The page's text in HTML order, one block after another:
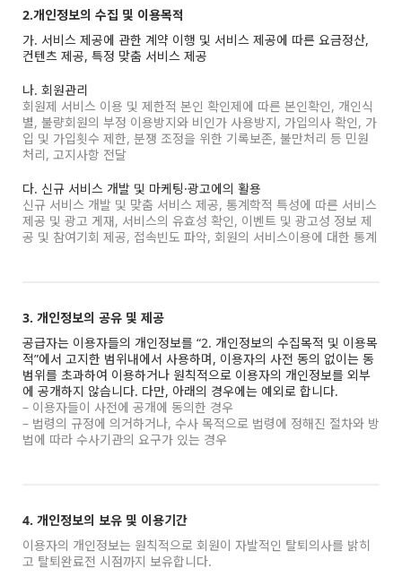
2.개인정보의 수집 및 이용목적
가. 서비스 제공에 관한 계약 이행 및 서비스 제공에 따른 요금정산,
컨텐츠 제공, 특정 맞춤 서비스 제공
나. 회원관리
회원제 서비스 이용 및 제한적 본인 확인제에 따른 본인확인, 개인식
별, 불량회원의 부정 이용방지와 비인가 사용방지, 가입의사 확인, 가
입 및 가입횟수 제한, 분쟁 조정을 위한 기록보존, 불만처리 등 민원
처리, 고지사항 전달
다. 신규 서비스 개발 및 마케팅·광고에의 활용
신규 서비스 개발 및 맞춤 서비스 제공, 통계학적 특성에 따른 서비스
제공 및 광고 게재, 서비스의 유효성 확인, 이벤트 및 광고성 정보 제
공 및 참여기회 제공, 접속빈도 파악, 회원의 서비스이용에 대한 통계
3. 개인정보의 공유 및 제공
공급자는 이용자들의 개인정보를 “2. 개인정보의 수집목적 및 이용목
적”에서 고지한 범위내에서 사용하며, 이용자의 사전 동의 없이는 동
범위를 초과하여 이용하거나 원칙적으로 이용자의 개인정보를 외부
에 공개하지 않습니다. 다만, 아래의 경우에는 예외로 합니다.
– 이용자들이 사전에 공개에 동의한 경우
– 법령의 규정에 의거하거나, 수사 목적으로 법령에 정해진 절차와 방
법에 따라 수사기관의 요구가 있는 경우
4. 개인정보의 보유 및 이용기간
이용자의 개인정보는 원칙적으로 회원이 자발적인 탈퇴의사를 밝히
고 탈퇴완료전 시점까지 보유합니다.